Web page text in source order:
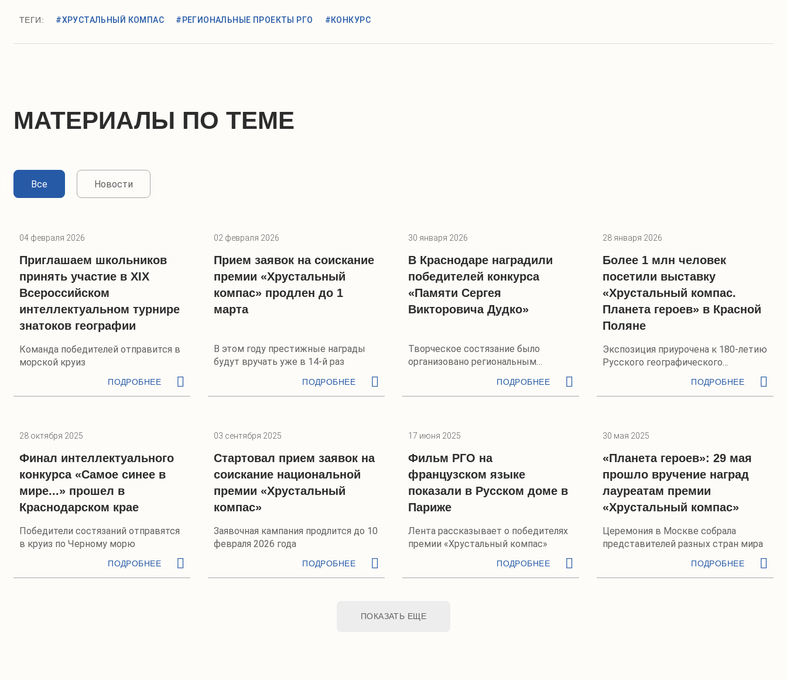
ТЕГИ: #ХРУСТАЛЬНЫЙ КОМПАС #РЕГИОНАЛЬНЫЕ ПРОЕКТЫ РГО #КОНКУРС
МАТЕРИАЛЫ ПО ТЕМЕ
Все Новости
04 февраля 2026
Приглашаем школьников
принять участие в XIX
Всероссийском
интеллектуальном турнире
знатоков географии
Команда победителей отправится в
морской круиз
ПОДРОБНЕЕ
02 февраля 2026
Прием заявок на соискание
премии «Хрустальный
компас» продлен до 1
марта
В этом году престижные награды
будут вручать уже в 14-й раз
ПОДРОБНЕЕ
30 января 2026
В Краснодаре наградили
победителей конкурса
«Памяти Сергея
Викторовича Дудко»
Творческое состязание было
организовано региональным
ПОДРОБНЕЕ
28 января 2026
Более 1 млн человек
посетили выставку
«Хрустальный компас.
Планета героев» в Красной
Поляне
Экспозиция приурочена к 180-летию
Русского географического
ПОДРОБНЕЕ
28 октября 2025
Финал интеллектуального
конкурса «Самое синее в
мире...» прошел в
Краснодарском крае
Победители состязаний отправятся
в круиз по Черному морю
ПОДРОБНЕЕ
03 сентября 2025
Стартовал прием заявок на
соискание национальной
премии «Хрустальный
компас»
Заявочная кампания продлится до 10
февраля 2026 года
ПОДРОБНЕЕ
17 июня 2025
Фильм РГО на
французском языке
показали в Русском доме в
Париже
Лента рассказывает о победителях
премии «Хрустальный компас»
ПОДРОБНЕЕ
30 мая 2025
«Планета героев»: 29 мая
прошло вручение наград
лауреатам премии
«Хрустальный компас»
Церемония в Москве собрала
представителей разных стран мира
ПОДРОБНЕЕ
ПОКАЗАТЬ ЕЩЕ